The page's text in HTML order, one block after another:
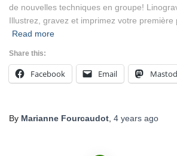
de nouvelles techniques en groupe!
Illustrez, gravez et imprimez votre première
Read more
Share this:
Facebook Email
By Marianne Fourcaudot, 4 years ago